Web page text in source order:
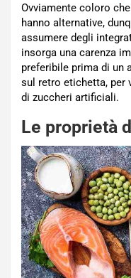
Ovviamente coloro
hanno alternative,
assumere degli
insorga una carenza
preferibile prima di un
sul retro etichetta, per
di zuccheri artificiali.
Le proprietà